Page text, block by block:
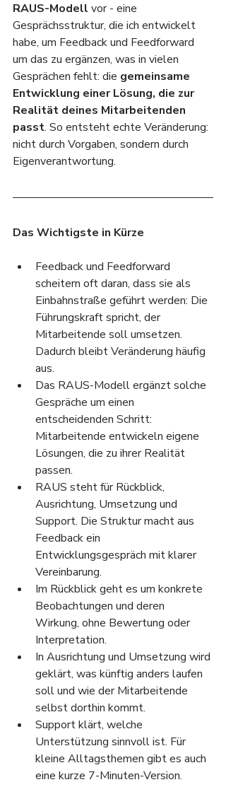
RAUS-Modell vor - eine
Gesprächsstruktur, die ich entwickelt
habe, um Feedback und Feedforward
um das zu ergänzen, was in vielen
Gesprächen fehlt: die gemeinsame
Entwicklung einer Lösung, die zur
Realität deines Mitarbeitenden
passt. So entsteht echte Veränderung:
nicht durch Vorgaben, sondern durch
Eigenverantwortung.
Das Wichtigste in Kürze
Feedback und Feedforward
scheitern oft daran, dass sie als
Einbahnstraße geführt werden: Die
Führungskraft spricht, der
Mitarbeitende soll umsetzen.
Dadurch bleibt Veränderung häufig
aus.
Das RAUS-Modell ergänzt solche
Gespräche um einen
entscheidenden Schritt:
Mitarbeitende entwickeln eigene
Lösungen, die zu ihrer Realität
passen.
RAUS steht für Rückblick,
Ausrichtung, Umsetzung und
Support. Die Struktur macht aus
Feedback ein
Entwicklungsgespräch mit klarer
Vereinbarung.
Im Rückblick geht es um konkrete
Beobachtungen und deren
Wirkung, ohne Bewertung oder
Interpretation.
In Ausrichtung und Umsetzung wird
geklärt, was künftig anders laufen
soll und wie der Mitarbeitende
selbst dorthin kommt.
Support klärt, welche
Unterstützung sinnvoll ist. Für
kleine Alltagsthemen gibt es auch
eine kurze 7-Minuten-Version.